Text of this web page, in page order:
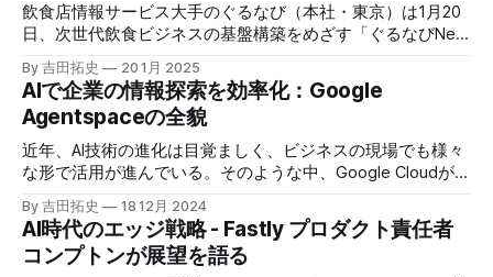
飲食店情報サービス大手のぐるなび（本社・東京）は1月20
日、次世代飲食ビジネスの基盤構築をめざす「ぐるなびNext
プロジェクト」の初成果として、新たな飲食店探索アプリ
「UMAME!（うまみー！）」のβ版を公開した。
By 吉田拓史 20 1月 2025
AIで企業の情報探索を効率化：Google
Agentspaceの全貌
近年、AI技術の進化は目覚ましく、ビジネスの現場でも様々
な形で活用が進んでいる。そのような中、Google Cloudが新
たに発表したGoogle Agentspaceは、いま注目を集めるAIエ
ージェントがエンタープライズITを大きく変革する予兆と言
えるだろう。
By 吉田拓史 18 12月 2024
AI時代のエッジ戦略 - Fastly プロダクト責任者
コンプトンが展望を語る